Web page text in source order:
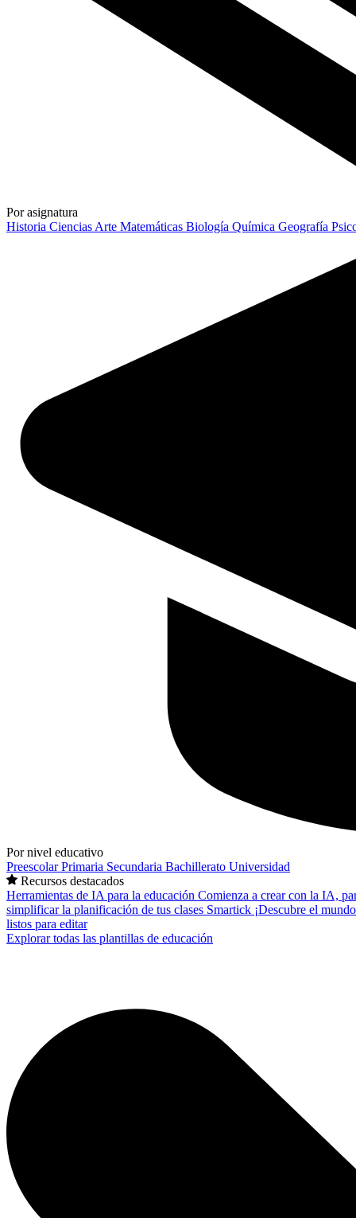
Por asignatura
Historia Ciencias Arte Matemáticas Biología Química Geografía
Por nivel educativo
PreescolarPrimaria Secundaria Bachillerato Universidad
Recursos destacados
Herramientas de IA para la educación Comienza a crear con la IA,
simplificar la planificación de tus clases Smartick ¡Descubre el
listos para editar
Explorar todas las plantillas de educación